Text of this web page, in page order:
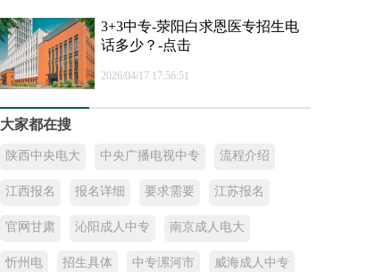
3+3中专-荥阳白求恩医专招生电
话多少？-点击
2026/04/17 17:56:51
大家都在搜
陕西中央电大 中央广播电视中专 流程介绍
江西报名 报名详细 要求需要 江苏报名
官网甘肃 沁阳成人中专 南京成人电大
忻州电 招生具体 中专漯河市 威海成人中专